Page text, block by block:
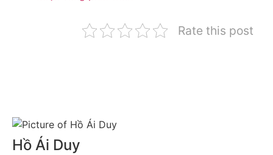
Rate this post
Hồ Ái Duy